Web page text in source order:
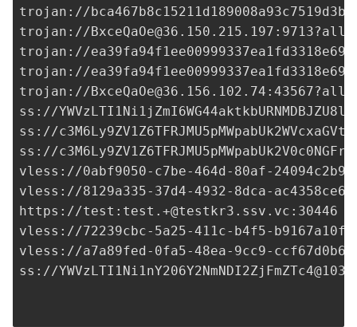
trojan://
trojan://BxceQaOe@36.150.215.197
trojan://
trojan://
trojan://BxceQaOe@36.156.102.74
ss://
ss://
ss://
vless://0abf9050-c7be-464d-80af-
vless://8129a335-37d4-4932-8dca-
https://test: test.+@testkr3.ssv.vc :30446
vless://72239cbc-5a25-411c-b4f5-
vless://a7a89fed-0fa5-48ea-9cc9-
ss://